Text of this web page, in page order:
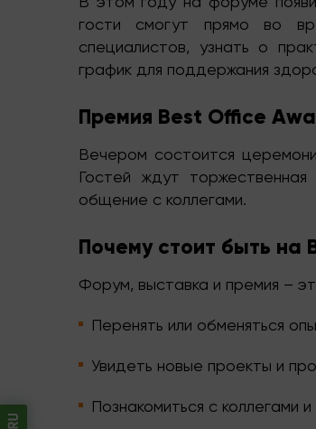
гости смогут прямо во
специалистов, узнать о
график для поддержания
Премия Best Office
Вечером состоится
Гостей ждут
общение с коллегами.
Почему стоит быть на
Форум, выставка и премия –
Перенять или обменяться
Увидеть новые проекты и
Познакомиться с коллегами